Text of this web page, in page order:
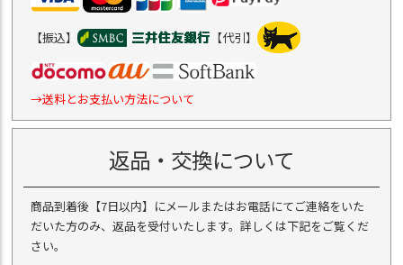
【振込】 【代引】
→送料とお支払い方法について
返品・交換について
商品到着後【7日以内】にメールまたはお電話にてご連絡をいた
だいた方のみ、返品を受付いたします。詳しくは下記をご覧くだ
さい。